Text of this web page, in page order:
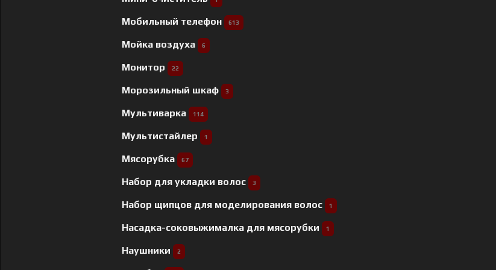
Мобильный телефон 613
Мойка воздуха 6
Монитор 22
Морозильный шкаф 3
Мультиварка 114
Мультистайлер 1
Мясорубка 67
Набор для укладки волос 3
Набор щипцов для моделирования волос 1
Насадка-соковыжималка для мясорубки 1
Наушники 2